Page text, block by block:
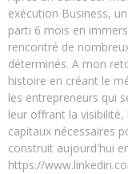
exécution Business,
parti 6 mois en
rencontré de
déterminés. A mon
histoire en créant le
les entrepreneurs qui
leur offrant la
capitaux nécessaires
construit aujourd'hui
https://